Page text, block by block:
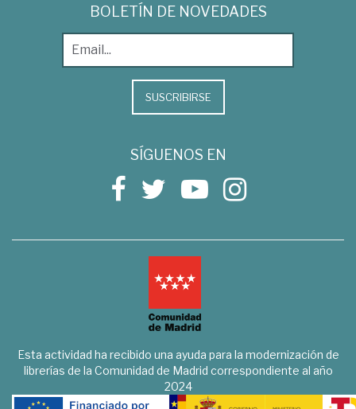
BOLETÍN DE NOVEDADES
SUSCRIBIRSE
SÍGUENOS EN
Esta actividad ha recibido una ayuda para la modernización de
librerías de la Comunidad de Madrid correspondiente al año
2024